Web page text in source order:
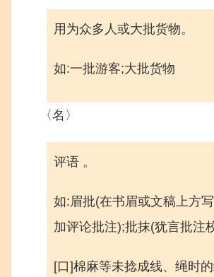
用为众多人或大批货物。
如:一批游客;大批货物
〈名〉
评语 。
如:眉批(在书眉或文稿上方
加评论批注);批抹(犹言批注
[口]棉麻等未捻成线、绳时